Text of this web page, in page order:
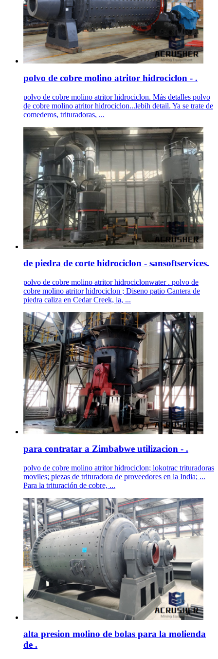
polvo de cobre molino atritor hidrociclon - .
polvo de cobre molino atritor hidrociclon. Más detalles polvo
de cobre molino atritor hidrociclon...lebih detail. Ya se trate de
comederos, trituradoras, ...
de piedra de corte hidrociclon - sansoftservices.
polvo de cobre molino atritor hidrociclonwater . polvo de
cobre molino atritor hidrociclon ; Diseno patio Cantera de
piedra caliza en Cedar Creek, ia, ...
para contratar a Zimbabwe utilizacion - .
polvo de cobre molino atritor hidrociclon; lokotrac trituradoras
moviles; piezas de trituradora de proveedores en la India; ...
Para la trituración de cobre, ...
alta presion molino de bolas para la molienda
de .